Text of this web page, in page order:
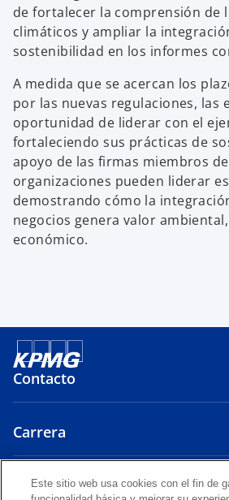
de fortalecer la comprensión de
climáticos y ampliar la
sostenibilidad en los informes
A medida que se acercan los
por las nuevas regulaciones, las
oportunidad de liderar con el
fortaleciendo sus prácticas de
apoyo de las firmas miembros de
organizaciones pueden liderar
demostrando cómo la
negocios genera valor
económico.
Contacto
Carrera
Políticas
Este sitio web usa cookies con el fin de